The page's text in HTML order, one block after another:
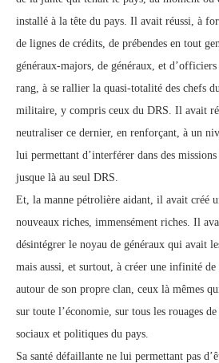
installé à la tête du pays. Il avait réussi, à
de lignes de crédits, de prébendes en tout
généraux-majors, de généraux, et
rang, à se rallier la quasi-totalité des chefs
militaire, y compris ceux du DRS. Il avait
neutraliser ce dernier, en renforçant, à un
lui permettant d’interférer dans des
jusque là au seul DRS.
Et, la manne pétrolière aidant, il avait créé
nouveaux riches, immensément riches. Il
désintégrer le noyau de généraux qui avait
mais aussi, et surtout, à créer une infinité de
autour de son propre clan, ceux là mêmes
sur toute l’économie, sur tous les rouages
sociaux et politiques du pays.
Sa santé défaillante ne lui permettant pas